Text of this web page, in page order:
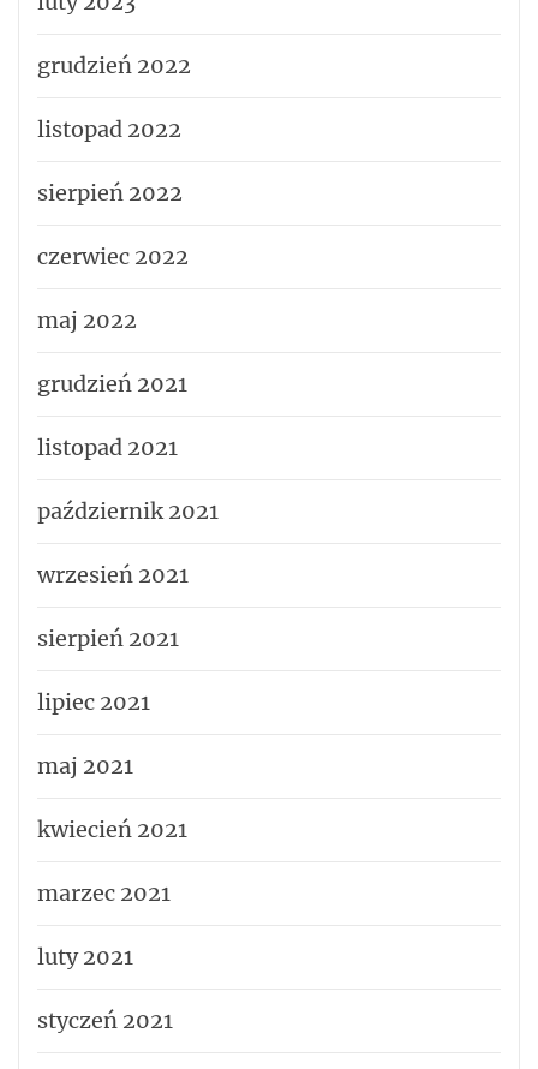
grudzień 2022
listopad 2022
sierpień 2022
czerwiec 2022
maj 2022
grudzień 2021
listopad 2021
październik 2021
wrzesień 2021
sierpień 2021
lipiec 2021
maj 2021
kwiecień 2021
marzec 2021
luty 2021
styczeń 2021